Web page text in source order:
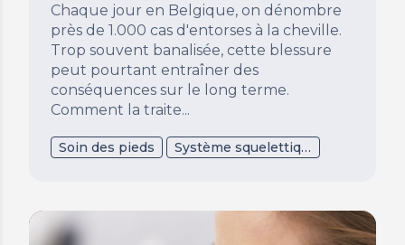
Chaque jour en Belgique, on dénombre
près de 1.000 cas d'entorses à la cheville.
Trop souvent banalisée, cette blessure
peut pourtant entraîner des
conséquences sur le long terme.
Comment la traite...
Soin des pieds Système squelettique - os et musculaire